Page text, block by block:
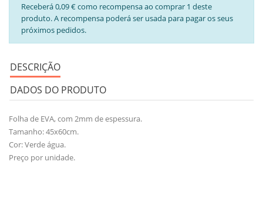
Receberá 0,09 € como recompensa ao comprar 1 deste
produto. A recompensa poderá ser usada para pagar os seus
próximos pedidos.
DESCRIÇÃO
DADOS DO PRODUTO
Folha de EVA, com 2mm de espessura.
Tamanho: 45x60cm.
Cor: Verde água.
Preço por unidade.